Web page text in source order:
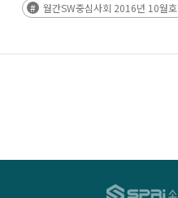
월간SW중심사회 2016년 10월호